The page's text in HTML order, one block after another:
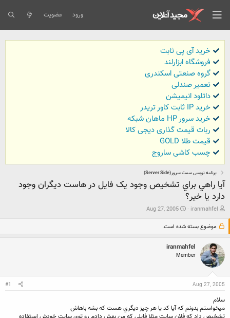
ورود عضویت
خرید آی پی ثابت
فروشگاه ابزارلند
گروه صنعتی اسکندری
تعمیر صندلی
داتلود انیمیشن
خرید IP ثابت کاور تریدر
خرید سرور HP ماهان شبکه
ربات قیمت گذاری دیجی کالا
قیمت طلا GOLD
چسب کاشی ساروج
برنامه نویسی سمت سرور (Server Side)
آيا راهي براي تشخيص وجود يک فايل در هاست ديگران وجود
دارد يا خير؟
ش
ع
ن
ن
د
م
و
و
ع
iranmahfel
ت
ر
ی
ش
ر
Aug 27, 2005
موضوع بسته شده است.
iranmahfel
Member
Aug 27, 2005
#1
سلام
ميخواستم بدونم که آيا کد يا هر چيز ديگري هست که بشه باهاش